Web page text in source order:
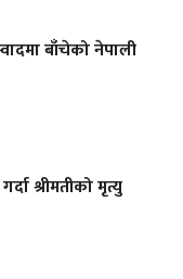
बाँचेको नेपाली
श्रीमतीको मृत्यु